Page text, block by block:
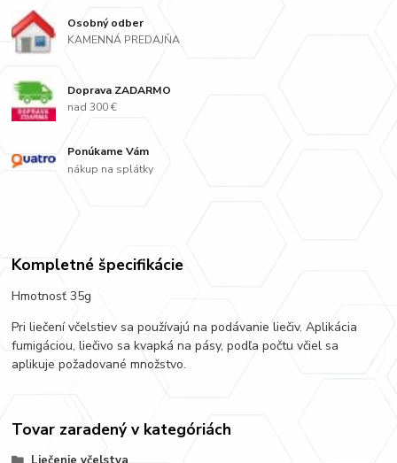
Osobný odber
KAMENNÁ PREDAJŇA
Doprava ZADARMO
nad 300 €
Ponúkame Vám
nákup na splátky
Kompletné špecifikácie
Hmotnosť 35g
Pri liečení včelstiev sa používajú na podávanie liečiv. Aplikácia
fumigáciou, liečivo sa kvapká na pásy, podľa počtu včiel sa
aplikuje požadované množstvo.
Tovar zaradený v kategóriách